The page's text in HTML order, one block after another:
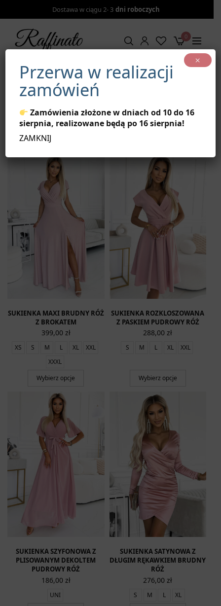
Dostawa w ciągu 2- 3 dni roboczych
0
Strona główna / Sukienki / Sukienki według kolorów
Sukienki
Sukienki różowe
Filtruj
SUKIENKA MAXI BRUDNY RÓŻ
Z BROKATEM
399,00 zł
XS S M L XL
XXL
XXXL
Wybierz opcje
SUKIENKA ROZKLOSZOWANA
Z PASKIEM PUDROWY RÓŻ
288,00zł
S M L XL XXL
Wybierz opcje
SUKIENKA SZYFONOWA Z
PLISOWANYM DEKOLTEM
PUDROWY RÓŻ
186,00 zł
UNI
SUKIENKA SATYNOWA Z
DŁUGIM RĘKAWKIEM BRUDNY
RÓŻ
276,00zł
S M L
XL
Przerwa w realizacji
zamówień
Zamówienia złożone w dniach od 10 do 16
sierpnia, realizowane będą po 16 sierpnia!
ZAMKNIJ
×